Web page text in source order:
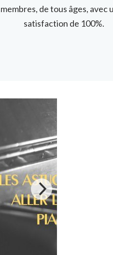
de tous âges, avec
satisfaction de 100%.